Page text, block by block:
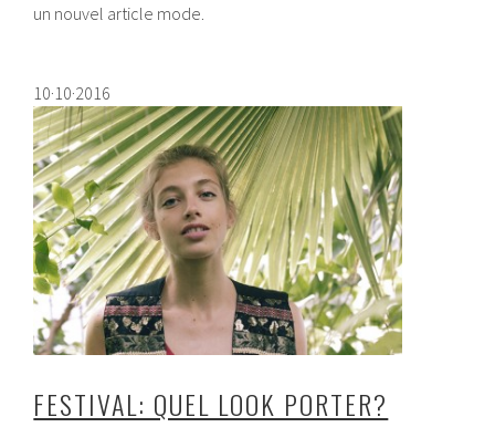
un nouvel article mode.
10·10·2016
FESTIVAL: QUEL LOOK PORTER?